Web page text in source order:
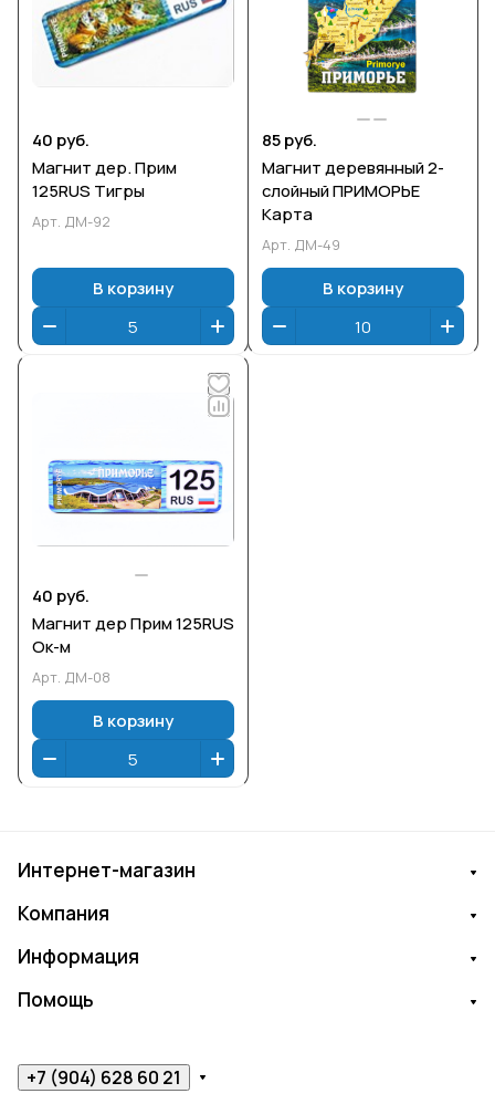
40 руб.
Магнит дер. Прим
125RUS Тигры
Арт. ДМ-92
В корзину
85 руб.
Магнит деревянный 2-
слойный ПРИМОРЬЕ
Карта
Арт. ДМ-49
В корзину
40 руб.
Магнит дер Прим 125RUS
Ок-м
Арт. ДМ-08
В корзину
Интернет-магазин
Компания
Информация
Помощь
+7 (904) 628 60 21